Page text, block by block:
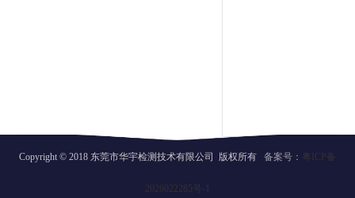
Copyright © 2018 东莞市华宇检测技术有限公司 版权所有 备案号： 粤ICP备
2026022285号-1